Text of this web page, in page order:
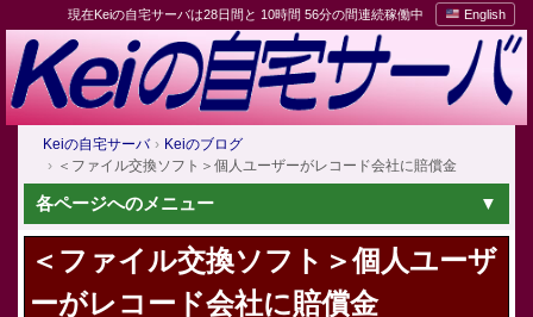
現在Keiの自宅サーバは28日間と 10時間 56分の間連続稼働中 English
Keiの自宅サーバ
Keiのブログ
＜ファイル交換ソフト＞個人ユーザーがレコード会社に賠償金
各ページへのメニュー
＜ファイル交換ソフト＞個人ユーザ
ーがレコード会社に賠償金